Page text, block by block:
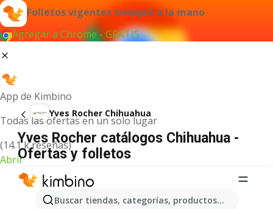
Folletos vigentes siempre a la mano
Agregar a Chrome - GRATIS
App de Kimbino
Todas las ofertas en un solo lugar
(14.1 k reseñas)
Abrir
Buscar tiendas, categorías, productos...
Yves Rocher Chihuahua
Yves Rocher catálogos Chihuahua -
Ofertas y folletos